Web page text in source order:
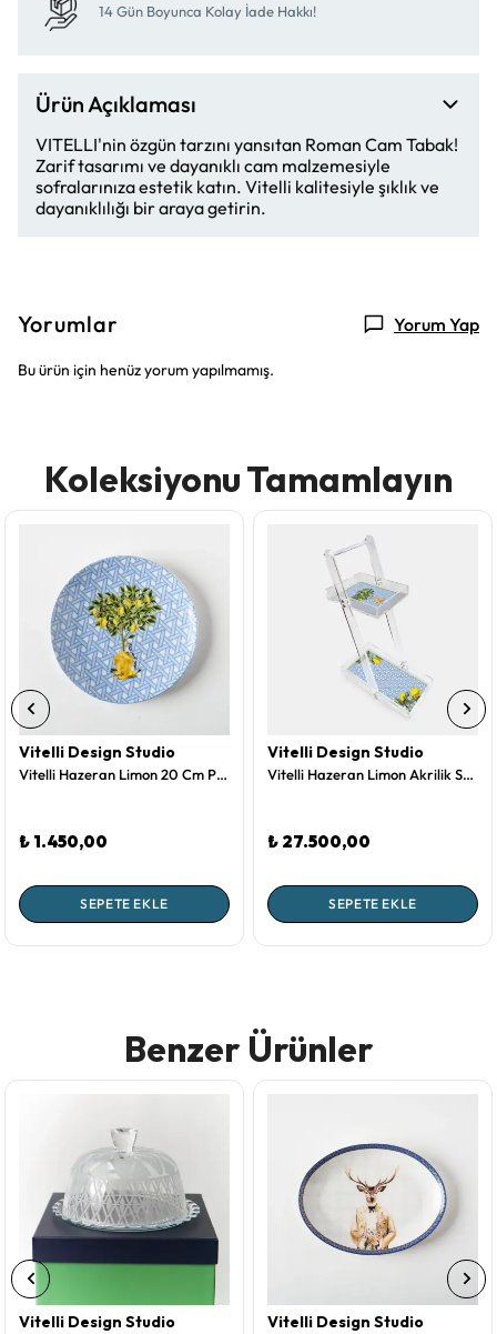
14 Gün Boyunca Kolay İade Hakkı!
Ürün Açıklaması
VITELLI'nin özgün tarzını yansıtan Roman Cam Tabak!
Zarif tasarımı ve dayanıklı cam malzemesiyle
sofralarınıza estetik katın. Vitelli kalitesiyle şıklık ve
dayanıklılığı bir araya getirin.
Yorumlar Yorum Yap
Bu ürün için henüz yorum yapılmamış.
Koleksiyonu Tamamlayın
Vitelli Design Studio
Vitelli Hazeran Limon 20 Cm Porselen Tabak
₺ 1.450,00
SEPETE EKLE
Vitelli Design Studio
Vitelli Hazeran Limon Akrilik Servis Arabası
₺ 27.500,00
SEPETE EKLE
Benzer Ürünler
Vitelli Design Studio Vitelli Design Studio